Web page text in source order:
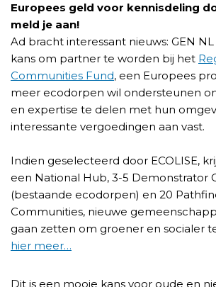
Europees geld voor kennisdeling
meld je aan!
Ad bracht interessant nieuws: GEN
kans om partner te worden bij het
Communities Fund, een Europees
meer ecodorpen wil ondersteunen
en expertise te delen met hun
interessante vergoedingen aan vast.
Indien geselecteerd door ECOLISE,
een National Hub, 3-5 Demonstrator
(bestaande ecodorpen) en 20
Communities, nieuwe
gaan zetten om groener en socialer
hier meer…
Dit is een mooie kans voor oude en